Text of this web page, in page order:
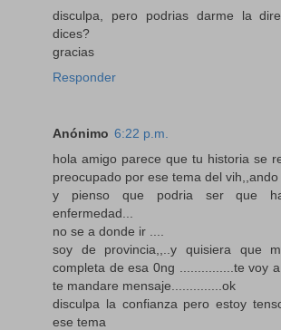
disculpa, pero podrias darme la
dices?
gracias
Responder
Anónimo 6:22 p.m.
hola amigo parece que tu historia se
preocupado por ese tema del vih,,ando
y pienso que podria ser que
enfermedad...
no se a donde ir ....
soy de provincia,,..y quisiera que
completa de esa 0ng ...............te voy
te mandare mensaje..............ok
disculpa la confianza pero estoy
ese tema